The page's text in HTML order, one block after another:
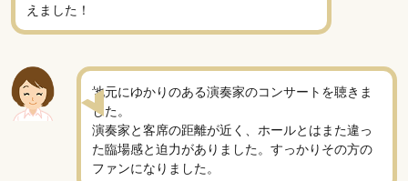
えました！
地元にゆかりのある演奏家のコンサートを聴きま
した。
演奏家と客席の距離が近く、ホールとはまた違っ
た臨場感と迫力がありました。すっかりその方の
ファンになりました。